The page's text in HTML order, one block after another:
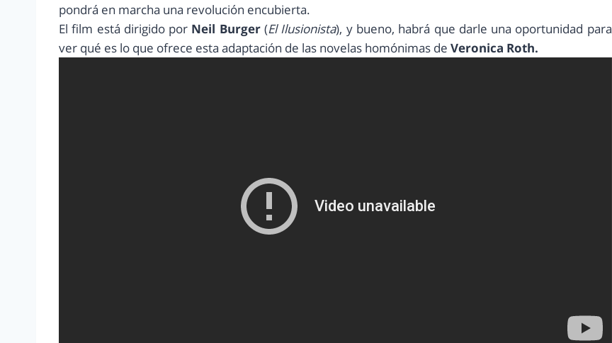
pondrá en marcha una revolución encubierta.
El film está dirigido por Neil Burger(El Ilusionista), y bueno, habrá que darle una oportunidad para
ver qué es lo que ofrece esta adaptación de las novelas homónimas de Veronica Roth.